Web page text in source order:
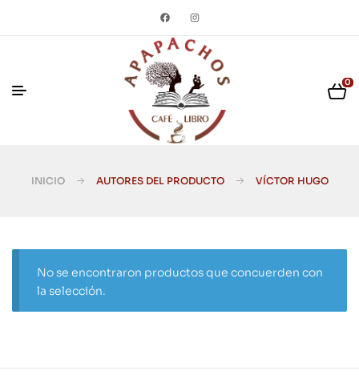
0
INICIO AUTORES DEL PRODUCTO VÍCTOR HUGO
No se encontraron productos que concuerden con
la selección.